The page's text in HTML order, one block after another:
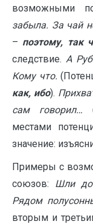
возможными
забыла. За чай
– поэтому, так
следствие. А
Кому что.
как, ибо).
сам говорил…
местами
значение:
Примеры с
союзов: Шли
Рядом
вторым и